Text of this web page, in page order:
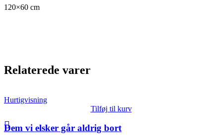
120×60 cm
Relaterede varer
Hurtigvisning
Tilføj til kurv
Dem vi elsker går aldrig bort